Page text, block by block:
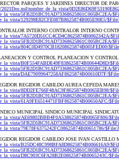
PARQUES Y JARDINES DIRECTOR DE
nombre_de_la_vista/
5FB2D1BC91AD73368625861C005BC2EA/
129298E82CFE087B8625874B005E90E5/
INTERNO CONTRALOR INTERNO
7A5720D51CC4CD4C8625874B0062342A/
5FB2D1BC91AD73368625861C005BC2EA/
804C0D4970CB18208625874B005FED00/
Y CONTROL PLANEACION Y
B0F554FABDE49F838625874B00644D8D/
5FB2D1BC91AD73368625861C005BC2EA/
DAE79099647258AF8625874B00610D7F/
REGIDOR CABILDO AUREA CEPEDA
8DD2FE766F48AC9F8625874B0065EB98/
5FB2D1BC91AD73368625861C005BC2EA/
61A9FE6514471FBF8625874B00650AFC/
MUNICIPAL SINDICO MUNICIPAL
AE69802BBB4F0A538625874B0065F806/
5FB2D1BC91AD73368625861C005BC2EA/
79E78F6375242FC08625874B00651786/
REGIDOR CABILDO JOSE IVAN CASTILLO
B25DC48C998BFA8D8625874B006616A9/
5FB2D1BC91AD73368625861C005BC2EA/
D8C903C6FA28B2E08625874B0065243C/